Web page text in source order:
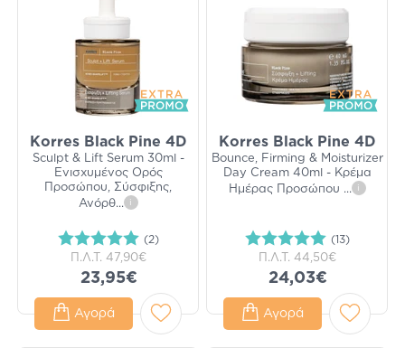
Korres Black Pine 4D
Sculpt & Lift Serum 30ml -
Ενισχυμένος Ορός
Προσώπου, Σύσφιξης,
Ανόρθ... i
(2)
Π.Λ.Τ. 47,90€
23,95€
Αγορά
Korres Black Pine 4D
Bounce, Firming & Moisturizer
Day Cream 40ml - Κρέμα
Ημέρας Προσώπου ... i
(13)
Π.Λ.Τ. 44,50€
24,03€
Αγορά